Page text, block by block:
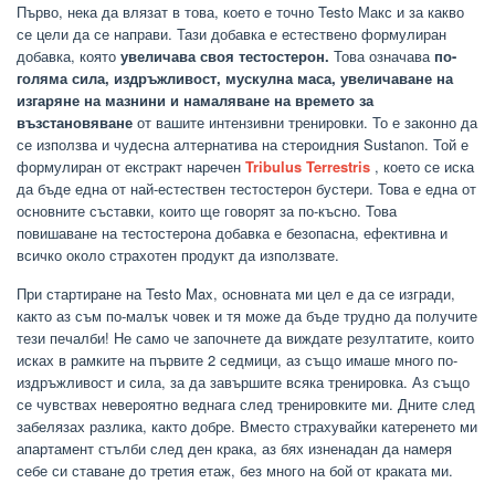
Първо, нека да влязат в това, което е точно Testo Макс и за какво
се цели да се направи. Тази добавка е естествено формулиран
добавка, която увеличава своя тестостерон. Това означава по-
голяма сила, издръжливост, мускулна маса, увеличаване на
изгаряне на мазнини и намаляване на времето за
възстановяване от вашите интензивни тренировки. То е законно да
се използва и чудесна алтернатива на стероидния Sustanon. Той е
формулиран от екстракт наречен Tribulus Terrestris , което се иска
да бъде една от най-естествен тестостерон бустери. Това е една от
основните съставки, които ще говорят за по-късно. Това
повишаване на тестостерона добавка е безопасна, ефективна и
всичко около страхотен продукт да използвате.
При стартиране на Testo Max, основната ми цел е да се изгради,
както аз съм по-малък човек и тя може да бъде трудно да получите
тези печалби! Не само че започнете да виждате резултатите, които
исках в рамките на първите 2 седмици, аз също имаше много по-
издръжливост и сила, за да завършите всяка тренировка. Аз също
се чувствах невероятно веднага след тренировките ми. Дните след
забелязах разлика, както добре. Вместо страхувайки катеренето ми
апартамент стълби след ден крака, аз бях изненадан да намеря
себе си ставане до третия етаж, без много на бой от краката ми.